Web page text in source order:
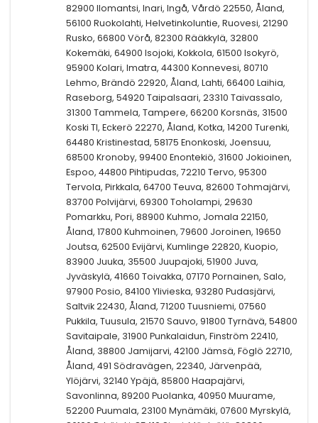
82900 Ilomantsi, Inari, Ingå, Vårdö 22550, Åland,
56100 Ruokolahti, Helvetinkoluntie, Ruovesi, 21290
Rusko, 66800 Vörå, 82300 Rääkkylä, 32800
Kokemäki, 64900 Isojoki, Kokkola, 61500 Isokyrö,
95900 Kolari, Imatra, 44300 Konnevesi, 80710
Lehmo, Brändö 22920, Åland, Lahti, 66400 Laihia,
Raseborg, 54920 Taipalsaari, 23310 Taivassalo,
31300 Tammela, Tampere, 66200 Korsnäs, 31500
Koski Tl, Eckerö 22270, Åland, Kotka, 14200 Turenki,
64480 Kristinestad, 58175 Enonkoski, Joensuu,
68500 Kronoby, 99400 Enontekiö, 31600 Jokioinen,
Espoo, 44800 Pihtipudas, 72210 Tervo, 95300
Tervola, Pirkkala, 64700 Teuva, 82600 Tohmajärvi,
83700 Polvijärvi, 69300 Toholampi, 29630
Pomarkku, Pori, 88900 Kuhmo, Jomala 22150,
Åland, 17800 Kuhmoinen, 79600 Joroinen, 19650
Joutsa, 62500 Evijärvi, Kumlinge 22820, Kuopio,
83900 Juuka, 35500 Juupajoki, 51900 Juva,
Jyväskylä, 41660 Toivakka, 07170 Pornainen, Salo,
97900 Posio, 84100 Ylivieska, 93280 Pudasjärvi,
Saltvik 22430, Åland, 71200 Tuusniemi, 07560
Pukkila, Tuusula, 21570 Sauvo, 91800 Tyrnävä, 54800
Savitaipale, 31900 Punkalaidun, Finström 22410,
Åland, 38800 Jamijarvi, 42100 Jämsä, Föglö 22710,
Åland, 491 Södravägen, 22340, Järvenpää,
Ylöjärvi, 32140 Ypäjä, 85800 Haapajärvi,
Savonlinna, 89200 Puolanka, 40950 Muurame,
52200 Puumala, 23100 Mynämäki, 07600 Myrskylä,